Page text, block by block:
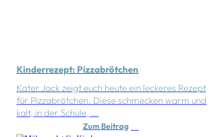
Kinderrezept: Pizzabrötchen
Kater Jack zeigt euch heute ein leckeres Rezept
für Pizzabrötchen. Diese schmecken warm und
kalt, in der Schule, ...
Zum Beitrag